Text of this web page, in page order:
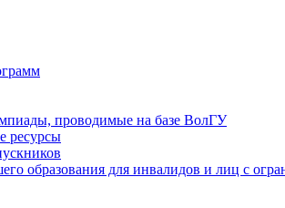
проводимые на базе ВолГУ
ресурсы
образования для инвалидов и лиц с